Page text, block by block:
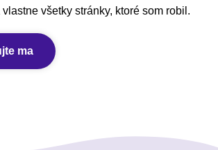
všetky stránky, ktoré som robil.
ma